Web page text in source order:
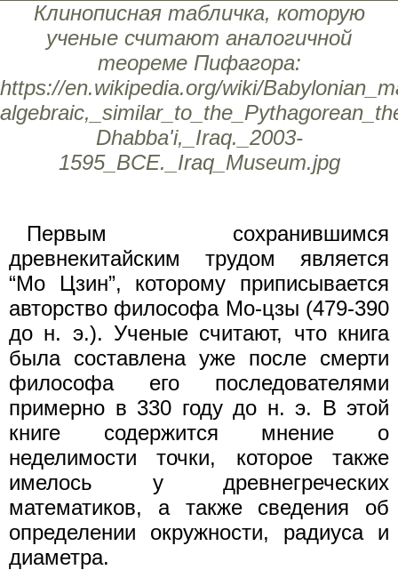
Клинописная табличка, которую
ученые считают аналогичной
теореме Пифагора:
https://en.wikipedia.org/wiki/
Dhabba'i,_Iraq._2003-
1595_BCE._Iraq_Museum.jpg
Первым сохранившимся
древнекитайским трудом является
“Мо Цзин”, которому приписывается
авторство философа Мо-цзы (479-390
до н. э.). Ученые считают, что книга
была составлена уже после смерти
философа его последователями
примерно в 330 году до н. э. В этой
книге содержится мнение о
неделимости точки, которое также
имелось у древнегреческих
математиков, а также сведения об
определении окружности, радиуса и
диаметра.